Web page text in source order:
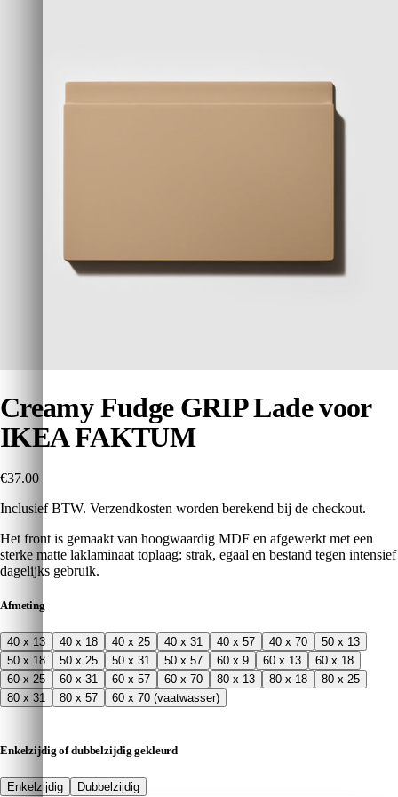
Creamy Fudge GRIP Lade voor
IKEA FAKTUM
€37.00
Inclusief BTW. Verzendkosten worden berekend bij de checkout.
Het front is gemaakt van hoogwaardig MDF en afgewerkt met een
sterke matte laklaminaat toplaag: strak, egaal en bestand tegen intensief
dagelijks gebruik.
Afmeting
40 x 13 40 x 18 40 x 25 40 x 31 40 x 57 40 x 70
50 x 13
50 x 18
50 x 25 50 x 31 50 x 57 60 x 9 60 x 13
60 x 18
60 x 25
60 x 31 60 x 57 60 x 70 80 x 13 80 x 18
80 x 25
80 x 31
80 x 57 60 x 70 (vaatwasser)
Enkelzijdig of dubbelzijdig gekleurd
Enkelzijdig Dubbelzijdig